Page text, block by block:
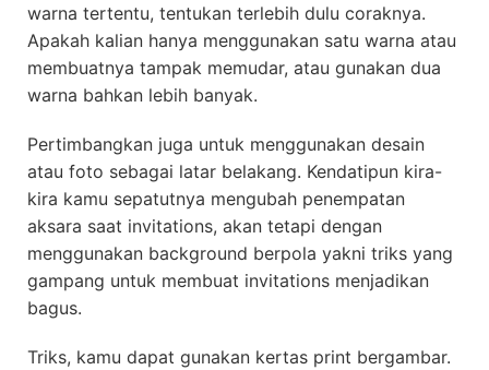
warna tertentu, tentukan terlebih dulu coraknya.
Apakah kalian hanya menggunakan satu warna atau
membuatnya tampak memudar, atau gunakan dua
warna bahkan lebih banyak.
Pertimbangkan juga untuk menggunakan desain
atau foto sebagai latar belakang. Kendatipun kira-
kira kamu sepatutnya mengubah penempatan
aksara saat invitations, akan tetapi dengan
menggunakan background berpola yakni triks yang
gampang untuk membuat invitations menjadikan
bagus.
Triks, kamu dapat gunakan kertas print bergambar.